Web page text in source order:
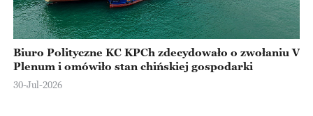
Biuro Polityczne KC KPCh zdecydowało o zwołaniu V
Plenum i omówiło stan chińskiej gospodarki
30-Jul-2026